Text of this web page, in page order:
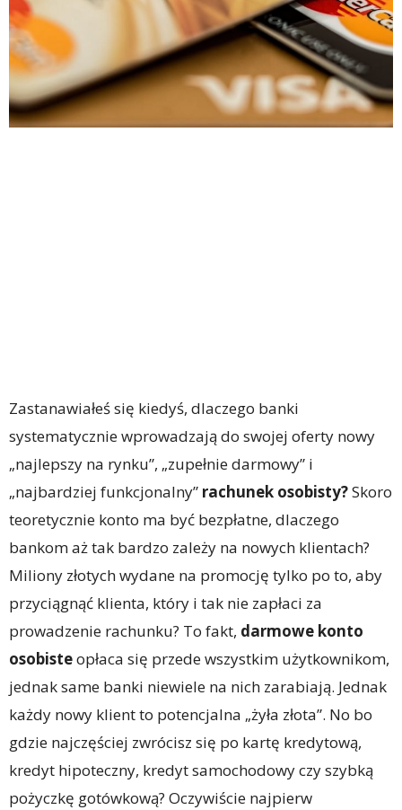
Zastanawiałeś się kiedyś, dlaczego banki
systematycznie wprowadzają do swojej oferty nowy
„najlepszy na rynku”, „zupełnie darmowy” i
„najbardziej funkcjonalny” rachunek osobisty?Skoro
teoretycznie konto ma być bezpłatne, dlaczego
bankom aż tak bardzo zależy na nowych klientach?
Miliony złotych wydane na promocję tylko po to, aby
przyciągnąć klienta, który i tak nie zapłaci za
prowadzenie rachunku? To fakt, darmowe konto
osobisteopłaca się przede wszystkim użytkownikom,
jednak same banki niewiele na nich zarabiają. Jednak
każdy nowy klient to potencjalna „żyła złota”. No bo
gdzie najczęściej zwrócisz się po kartę kredytową,
kredyt hipoteczny, kredyt samochodowy czy szybką
pożyczkę gotówkową? Oczywiście najpierw